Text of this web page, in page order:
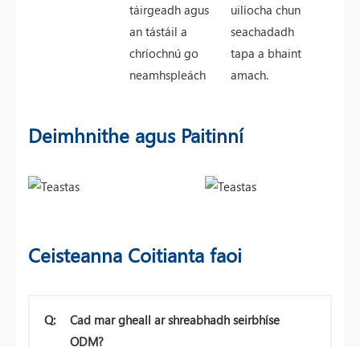
táirgeadh agus
an tástáil a
chríochnú go
neamhspleách
uilíocha chun
seachadadh
tapa a bhaint
amach.
Deimhnithe agus Paitinní
Ceisteanna Coitianta faoi
Q:
Cad mar gheall ar shreabhadh seirbhíse
ODM?